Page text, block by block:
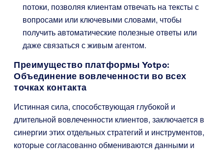
потоки, позволяя клиентам отвечать на тексты с
вопросами или ключевыми словами, чтобы
получить автоматические полезные ответы или
даже связаться с живым агентом.
Преимущество платформы Yotpo:
Объединение вовлеченности во всех
точках контакта
Истинная сила, способствующая глубокой и
длительной вовлеченности клиентов, заключается в
синергии этих отдельных стратегий и инструментов,
которые согласованно обмениваются данными и